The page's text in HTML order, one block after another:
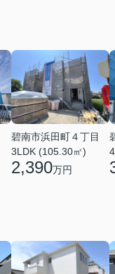
碧南市浜田町４丁目
3LDK (105.30㎡)
2,390万円